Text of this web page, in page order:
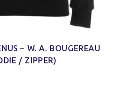
– W. A. BOUGEREAU
/ ZIPPER)